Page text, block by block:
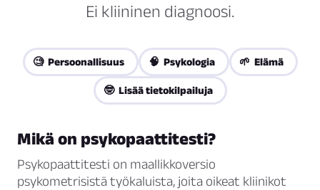
Ei kliininen diagnoosi.
🧐 Persoonallisuus 🧠 Psykologia 🌱 Elämä
🤓 Lisää tietokilpailuja
Mikä on psykopaattitesti?
Psykopaattitesti on maallikkoversio
psykometrisistä työkaluista, joita oikeat kliinikot